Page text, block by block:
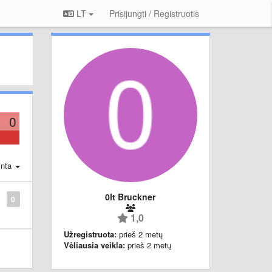
LT Prisijungti / Registruotis
0
0 0lt Bruckner
1,0
Užregistruota: prieš 2 metų
Vėliausia veikla: prieš 2 metų